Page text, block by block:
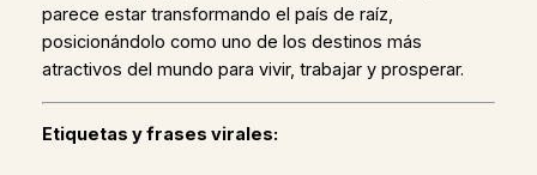
parece estar transformando el país de raíz,
posicionándolo como uno de los destinos más
atractivos del mundo para vivir, trabajar y prosperar.
Etiquetas y frases virales: